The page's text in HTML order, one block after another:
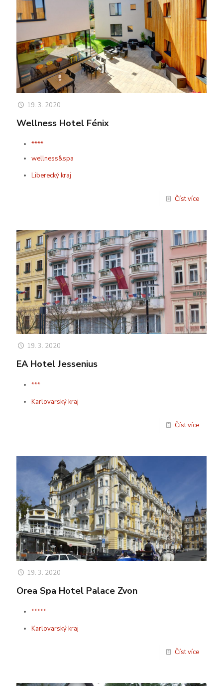
19. 3. 2020
Wellness Hotel Fénix
****
wellness&spa
Liberecký kraj
Číst více
19. 3. 2020
EA Hotel Jessenius
***
Karlovarský kraj
Číst více
19. 3. 2020
Orea Spa Hotel Palace Zvon
*****
Karlovarský kraj
Číst více